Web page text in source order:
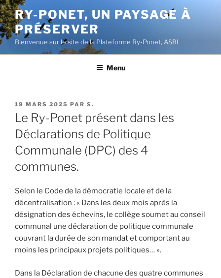
Aller
au
contenu
principal
RY-PONET, UN PAYSAGE À
PRÉSERVER
Bienvenue sur le site de la Plateforme Ry-Ponet, ASBL
Menu
PUBLIÉ
LE
19 MARS 2025 PAR S.
Le Ry-Ponet présent dans les
Déclarations de Politique
Communale (DPC) des 4
communes.
Selon le Code de la démocratie locale et de la
décentralisation : « Dans les deux mois après la
désignation des échevins, le collège soumet au conseil
communal une déclaration de politique communale
couvrant la durée de son mandat et comportant au
moins les principaux projets politiques… ».
Dans la Déclaration de chacune des quatre communes